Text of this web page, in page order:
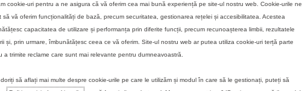
cookie-uri pentru a ne asigura că vă oferim cea mai bună experiență pe site-ul nostru web. Cookie-urile ne
să vă oferim funcționalități de bază, precum securitatea, gestionarea rețelei și accesibilitatea. Acestea
capacitatea de utilizare și performanța prin diferite funcții, precum recunoașterea limbii, rezultatele
și, prin urmare, îmbunătățesc ceea ce vă oferim. Site-ul nostru web ar putea utiliza cookie-uri terță parte
a trimite reclame care sunt mai relevante pentru dumneavoastră.
să aflați mai multe despre cookie-urile pe care le utilizăm și modul în care să le gestionați, puteți să